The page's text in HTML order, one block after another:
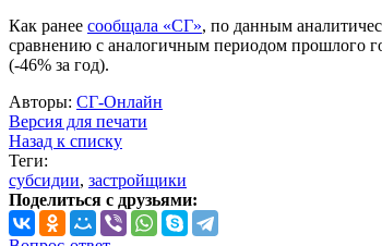
Как ранее сообщала «СГ», по данным
сравнению с аналогичным периодом прошлого
(-46% за год).
Авторы: СГ-Онлайн
Версия для печати
Назад к списку
Теги:
субсидии, застройщики
Поделиться с друзьями: